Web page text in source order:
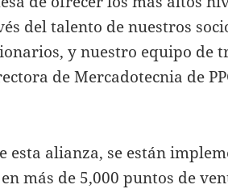
del talento de nuestros
y nuestro equipo de
de Mercadotecnia de
esta alianza, se están
más de 5,000 puntos de